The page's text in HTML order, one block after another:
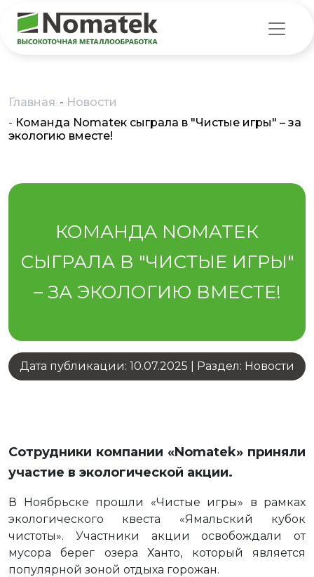
Главная - Новости
- Команда Nomateк сыграла в "Чистые игры" – за
экологию вместе!
КОМАНДА NOMATEК
СЫГРАЛА В "ЧИСТЫЕ ИГРЫ"
– ЗА ЭКОЛОГИЮ ВМЕСТЕ!
Дата публикации: 10.07.2025 Раздел: Новости
Сотрудники компании «Nomatek» приняли
участие в экологической акции.
В Ноябрьске прошли «Чистые игры» в рамках
экологического квеста «Ямальский кубок
чистоты». Участники акции освобождали от
мусора берег озера Ханто, который является
популярной зоной отдыха горожан.